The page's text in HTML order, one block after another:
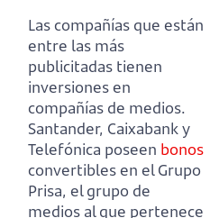
Las compañías que están
entre las más
publicitadas tienen
inversiones en
compañías de medios.
Santander, Caixabank y
Telefónica poseen bonos
convertibles en el Grupo
Prisa, el grupo de
medios al que pertenece